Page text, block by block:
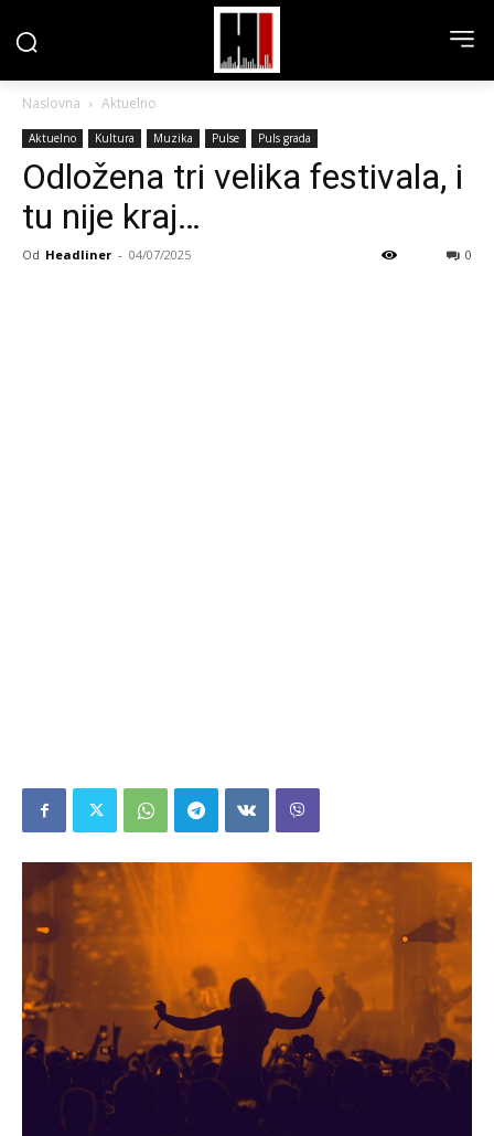
Naslovna Aktuelno
Aktuelno Kultura Muzika Pulse Puls grada
Odložena tri velika festivala, i
tu nije kraj…
Od Headliner - 04/07/2025 0